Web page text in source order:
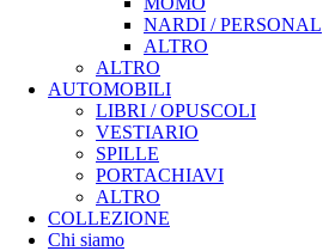
NARDI / PERSONAL
ALTRO
ALTRO
AUTOMOBILI
LIBRI / OPUSCOLI
VESTIARIO
SPILLE
PORTACHIAVI
ALTRO
COLLEZIONE
Chi siamo